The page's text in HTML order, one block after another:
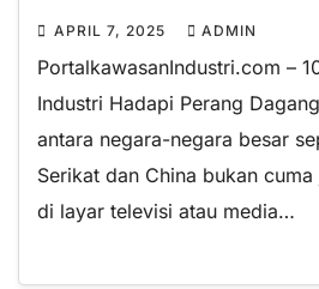
APRIL 7, 2025 ADMIN
PortalkawasanIndustri.com –
Industri Hadapi Perang
antara negara-negara besar
Serikat dan China bukan
di layar televisi atau media…